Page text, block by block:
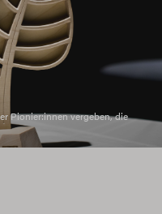
Pionier:innen vergeben, die